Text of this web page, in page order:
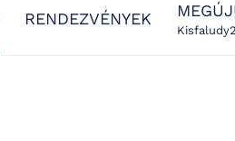
RENDEZVÉNYEK